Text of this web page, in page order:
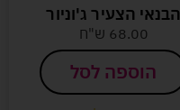
הבנאי הצעיר ג'וניור
68.00 ש"ח
הוספה לסל